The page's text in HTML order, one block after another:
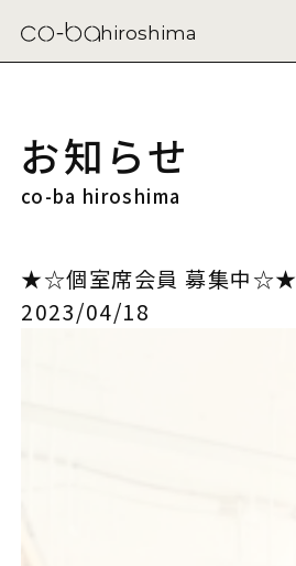
hiroshima
お知らせ
co-ba hiroshima
★☆個室席会員 募集中☆★
2023/04/18